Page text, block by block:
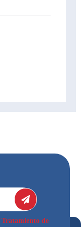
Tratamiento de